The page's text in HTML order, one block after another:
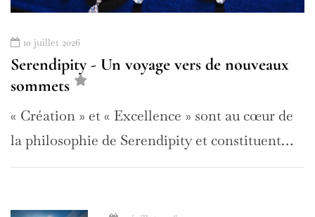
10 juillet 2026
Serendipity - Un voyage vers de nouveaux
sommets
« Création » et « Excellence » sont au cœur de
la philosophie de Serendipity et constituent…